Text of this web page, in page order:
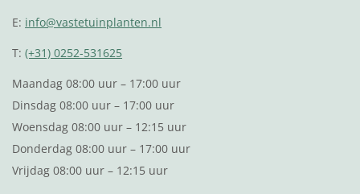
E: info@vastetuinplanten.nl
T:(+31) 0252-531625
Maandag 08:00 uur – 17:00 uur
Dinsdag 08:00 uur – 17:00 uur
Woensdag 08:00 uur – 12:15 uur
Donderdag 08:00 uur – 17:00 uur
Vrijdag 08:00 uur – 12:15 uur